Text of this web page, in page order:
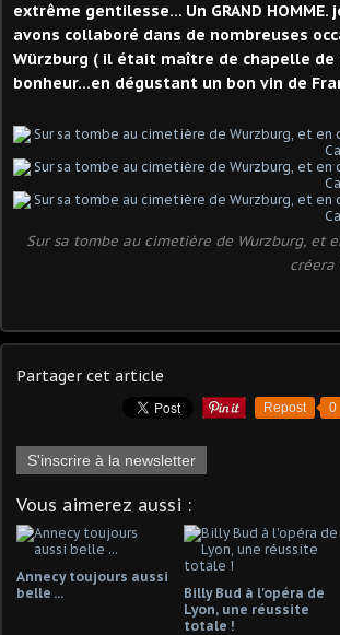
extrême gentilesse... Un GRAND
avons collaboré dans de nombreuses
Würzburg ( il était maître de chapelle
bonheur...en dégustant un bon vin de
Sur sa tombe au cimetière de Wurzburg, et
créera
Partager cet article
Repost 0
S'inscrire à la newsletter
Vous aimerez aussi :
Annecy toujours aussi
belle ...
Billy Bud à l'opéra de
Lyon, une réussite
totale !